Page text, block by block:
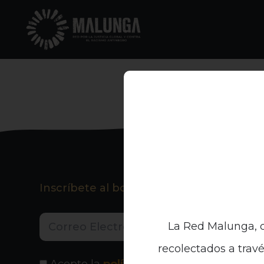
Inscríbete al boletín informativo
La Red Malunga,
recolectados a